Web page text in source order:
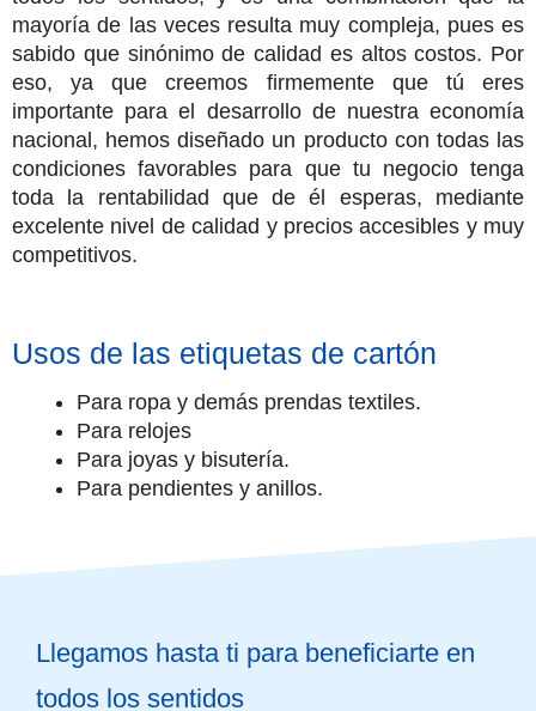
mayoría de las veces resulta muy compleja, pues es
sabido que sinónimo de calidad es altos costos. Por
eso, ya que creemos firmemente que tú eres
importante para el desarrollo de nuestra economía
nacional, hemos diseñado un producto con todas las
condiciones favorables para que tu negocio tenga
toda la rentabilidad que de él esperas, mediante
excelente nivel de calidad y precios accesibles y muy
competitivos.
Usos de las etiquetas de cartón
Para ropa y demás prendas textiles.
Para relojes
Para joyas y bisutería.
Para pendientes y anillos.
Llegamos hasta ti para beneficiarte en
todos los sentidos